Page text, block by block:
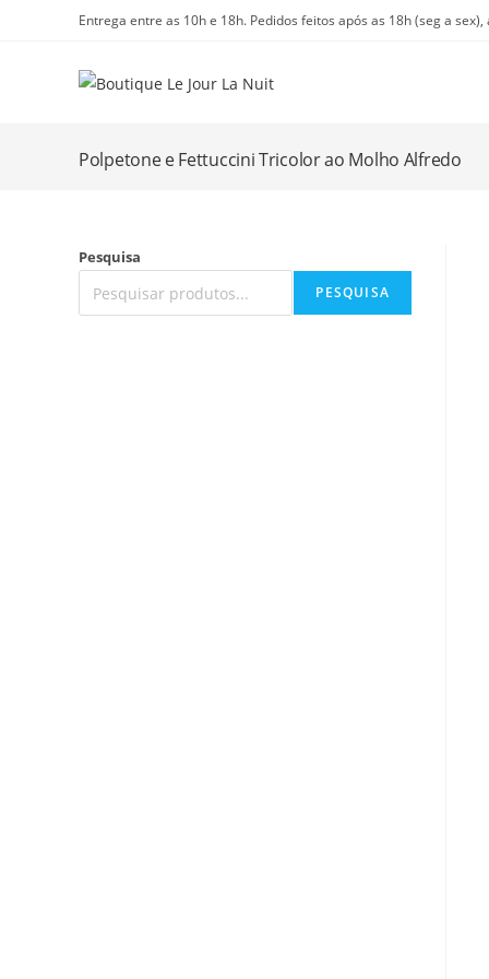
Entrega entre as 10h e 18h. Pedidos feitos após as 18h (seg a
Polpetone e Fettuccini Tricolor ao Molho Alfredo
Pesquisa
PESQUISA